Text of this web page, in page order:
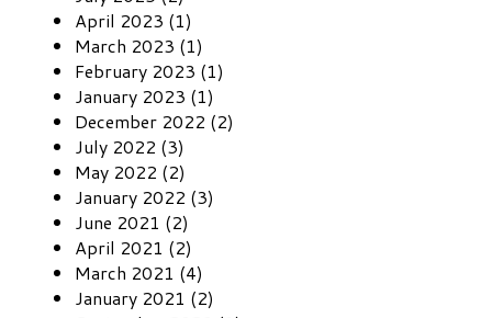
April 2023 (1)
March 2023 (1)
February 2023 (1)
January 2023 (1)
December 2022 (2)
July 2022 (3)
May 2022 (2)
January 2022 (3)
June 2021 (2)
April 2021 (2)
March 2021 (4)
January 2021 (2)